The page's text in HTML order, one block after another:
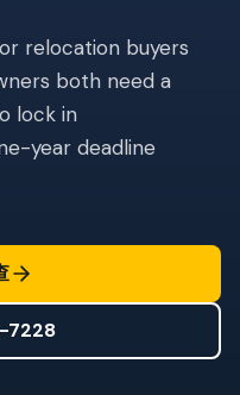
relocation buyers
both need a
lock in
year deadline